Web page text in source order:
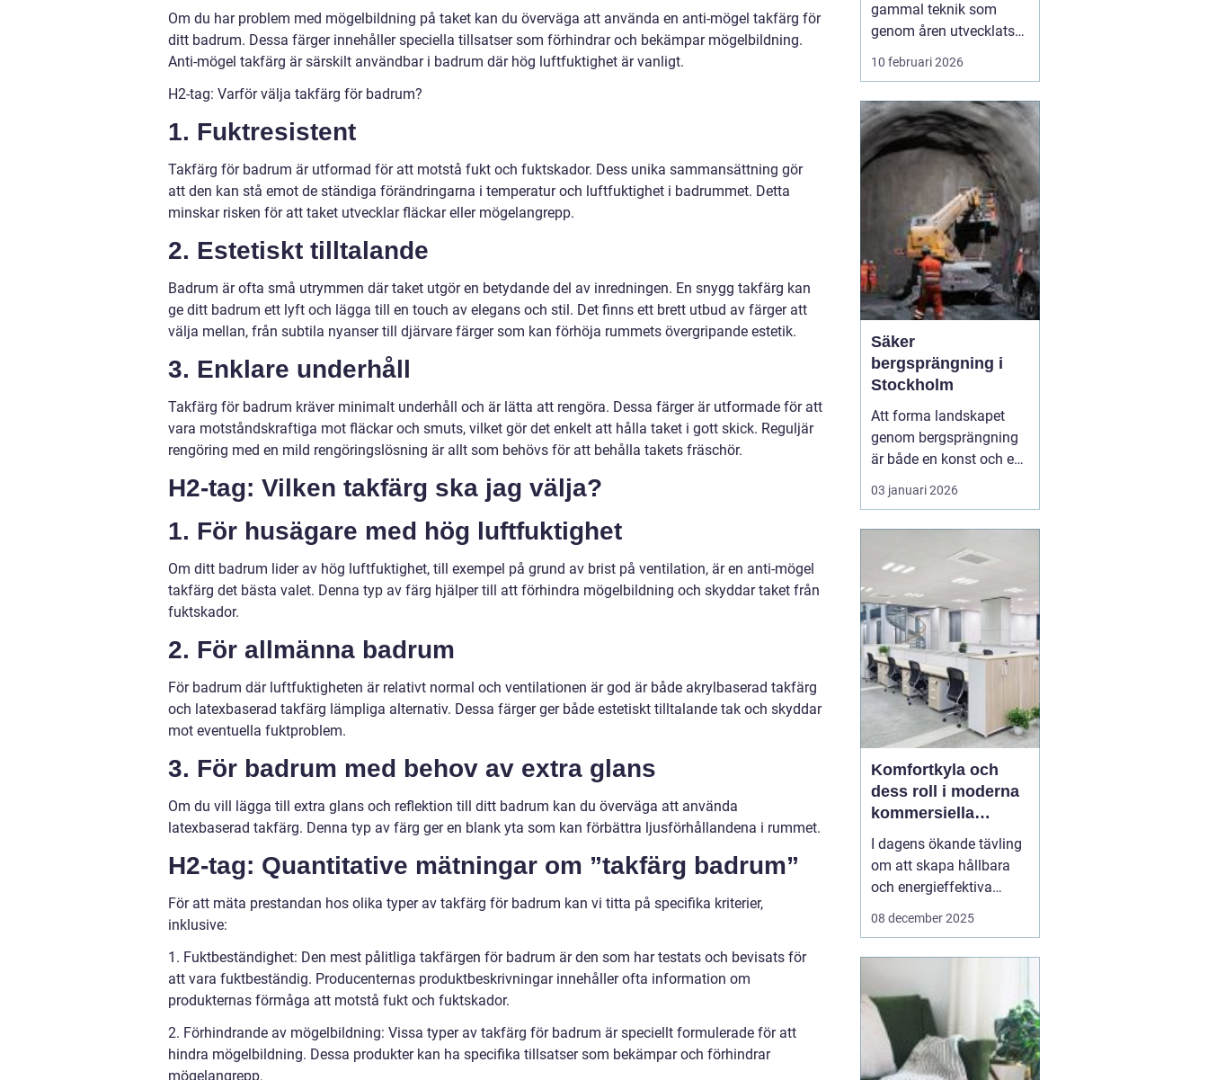
Om du har problem med mögelbildning på taket kan du överväga att använda en anti-mögel takfärg för
ditt badrum. Dessa färger innehåller speciella tillsatser som förhindrar och bekämpar mögelbildning.
Anti-mögel takfärg är särskilt användbar i badrum där hög luftfuktighet är vanligt.
H2-tag: Varför välja takfärg för badrum?
1. Fuktresistent
Takfärg för badrum är utformad för att motstå fukt och fuktskador. Dess unika sammansättning gör
att den kan stå emot de ständiga förändringarna i temperatur och luftfuktighet i badrummet. Detta
minskar risken för att taket utvecklar fläckar eller mögelangrepp.
2. Estetiskt tilltalande
Badrum är ofta små utrymmen där taket utgör en betydande del av inredningen. En snygg takfärg kan
ge ditt badrum ett lyft och lägga till en touch av elegans och stil. Det finns ett brett utbud av färger att
välja mellan, från subtila nyanser till djärvare färger som kan förhöja rummets övergripande estetik.
3. Enklare underhåll
Takfärg för badrum kräver minimalt underhåll och är lätta att rengöra. Dessa färger är utformade för att
vara motståndskraftiga mot fläckar och smuts, vilket gör det enkelt att hålla taket i gott skick. Reguljär
rengöring med en mild rengöringslösning är allt som behövs för att behålla takets fräschör.
H2-tag: Vilken takfärg ska jag välja?
1. För husägare med hög luftfuktighet
Om ditt badrum lider av hög luftfuktighet, till exempel på grund av brist på ventilation, är en anti-mögel
takfärg det bästa valet. Denna typ av färg hjälper till att förhindra mögelbildning och skyddar taket från
fuktskador.
2. För allmänna badrum
För badrum där luftfuktigheten är relativt normal och ventilationen är god är både akrylbaserad takfärg
och latexbaserad takfärg lämpliga alternativ. Dessa färger ger både estetiskt tilltalande tak och skyddar
mot eventuella fuktproblem.
3. För badrum med behov av extra glans
Om du vill lägga till extra glans och reflektion till ditt badrum kan du överväga att använda
latexbaserad takfärg. Denna typ av färg ger en blank yta som kan förbättra ljusförhållandena i rummet.
H2-tag: Quantitative mätningar om ”takfärg badrum”
För att mäta prestandan hos olika typer av takfärg för badrum kan vi titta på specifika kriterier,
inklusive:
1. Fuktbeständighet: Den mest pålitliga takfärgen för badrum är den som har testats och bevisats för
att vara fuktbeständig. Producenternas produktbeskrivningar innehåller ofta information om
produkternas förmåga att motstå fukt och fuktskador.
2. Förhindrande av mögelbildning: Vissa typer av takfärg för badrum är speciellt formulerade för att
hindra mögelbildning. Dessa produkter kan ha specifika tillsatser som bekämpar och förhindrar
mögelangrepp.
gammal teknik som
genom åren utvecklats
till en oumbärlig del av
Genom att noggrant
tillämpa explosioner kan
man forma landskap
och bereda plats för
byggnati...
10 februari 2026
Säker
bergsprängning i
Stockholm
Att forma landskapet
genom bergsprängning
är både en konst och en
vetenskap. Med
precision och expertis
möjliggöra utveckling
där naturen annars
sätter gränser. I
Stockholm är bergsprä...
03 januari 2026
Komfortkyla och
dess roll i moderna
kommersiella
fastigheter
I dagens ökande tävling
om att skapa hållbara
och energieffektiva
byggnader, spelar
som kontor,
industrihallar och hotell,
har behovet av
komfortkyla blivit
08 december 2025